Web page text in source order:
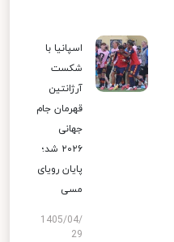
اسپانیا با
شکست
آرژانتین
قهرمان جام
جهانی
۲۰۲۶ شد؛
پایان رویای
مسی
1405/04/
29